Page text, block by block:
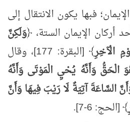
فبها يكون الانتقال إلى
أركان الإيمان الستة، ﴿وَلَكِنَّ
الْآخِرِ
﴾ [البقرة: 177]، وقال
الْحَقُّ وَأَنَّهُ يُحْيِ الْمَوْتَى وَأَنَّهُ
آتِيَةٌ لَا رَيْبَ فِيهَا وَأَنَّ
﴾ [الحج: 6-7].